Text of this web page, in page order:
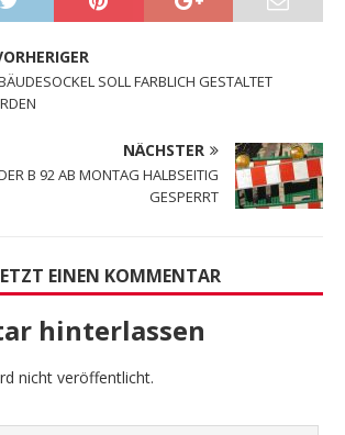
SOLL FARBLICH GESTALTET
NÄCHSTER
B 92 AB MONTAG HALBSEITIG
GESPERRT
EINEN KOMMENTAR
hinterlassen
nicht veröffentlicht.